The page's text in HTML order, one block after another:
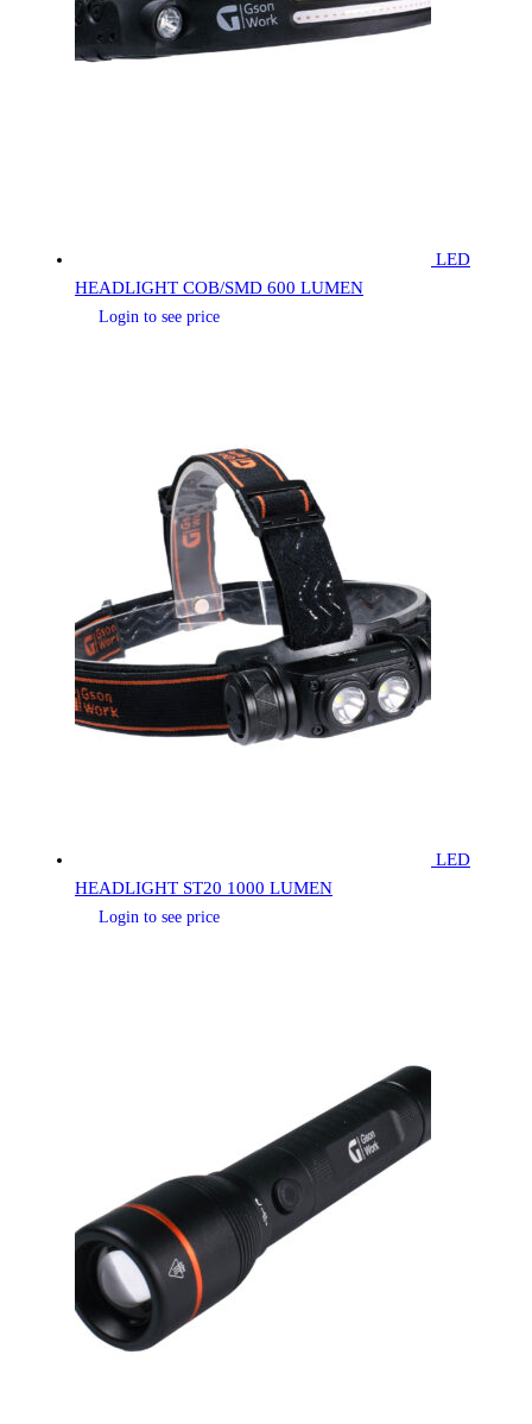
LED
HEADLIGHT COB/SMD 600 LUMEN
Login to see price
LED
HEADLIGHT ST20 1000 LUMEN
Login to see price